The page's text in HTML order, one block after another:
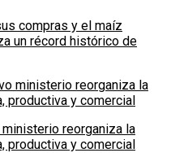
compras y el maíz
un récord histórico de
ministerio reorganiza la
productiva y comercial